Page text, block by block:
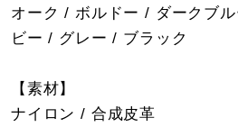
オーク / ボルドー / ダークブ
ビー / グレー / ブラック
【素材】
ナイロン / 合成皮革